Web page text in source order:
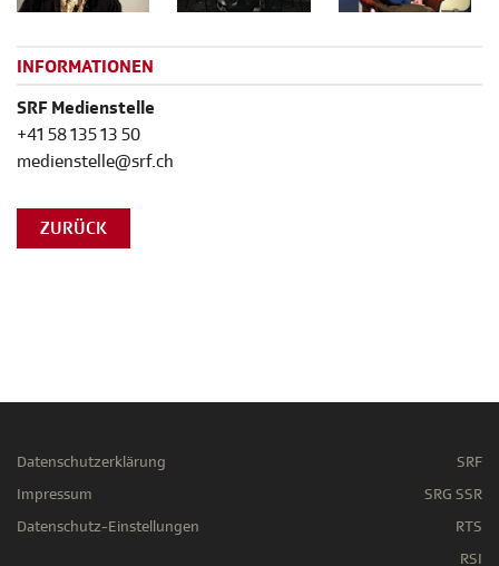
INFORMATIONEN
SRF Medienstelle
+41 58 135 13 50
medienstelle@srf.ch
ZURÜCK
Datenschutzerklärung
Impressum
Datenschutz-Einstellungen
SRF
SRG SSR
RTS
RSI